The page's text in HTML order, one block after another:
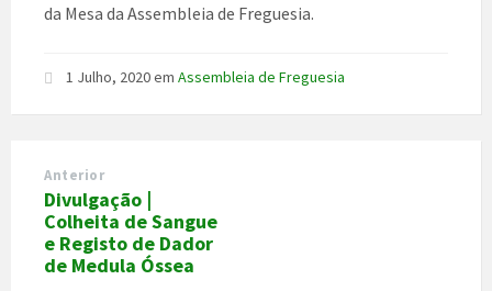
da Mesa da Assembleia de Freguesia.
1 Julho, 2020em Assembleia de Freguesia
Anterior
Divulgação |
Colheita de Sangue
e Registo de Dador
de Medula Óssea